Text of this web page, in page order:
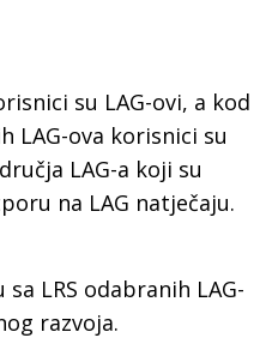
su LAG-ovi, a kod
LAG-ova korisnici su
LAG-a koji su
na LAG natječaju.
LRS odabranih LAG-
razvoja.